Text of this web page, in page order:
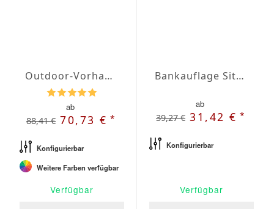
Outdoor-Vorhang nach Maß blickdicht
ab
88,41 € 70,73 €*
Konfigurierbar
Weitere Farben verfügbar
Verfügbar
Bankauflage Sitz Agora Plains Admiral
ab
39,27 € 31,42 €*
Konfigurierbar
Verfügbar